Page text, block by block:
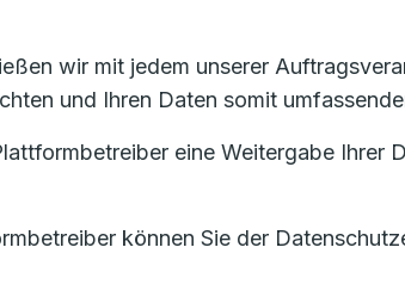
wir mit jedem unserer
und Ihren Daten somit
eine Weitergabe Ihrer
können Sie der